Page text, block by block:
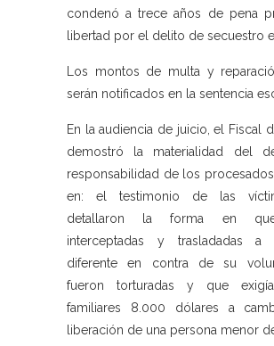
condenó a trece años de pena
libertad por el delito de secuestro
Los montos de multa y
serán notificados en la sentencia
En la audiencia de juicio, el Fiscal
demostró la materialidad del
responsabilidad de los
en: el testimonio de las
detallaron la forma en
interceptadas y trasladadas
diferente en contra de su
fueron torturadas y que
familiares 8.000 dólares a
liberación de una persona menor